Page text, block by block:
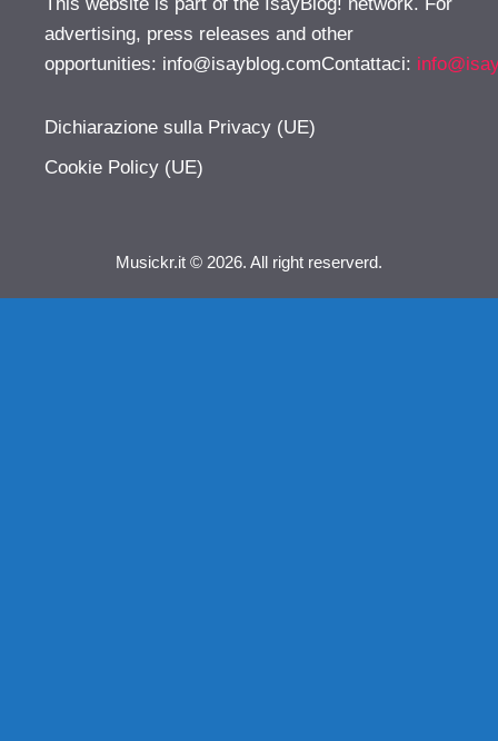
advertising, press releases and other
opportunities: info@isayblog.comContattaci:
Dichiarazione sulla Privacy (UE)
Cookie Policy (UE)
Musickr.it © 2026. All right reserverd.